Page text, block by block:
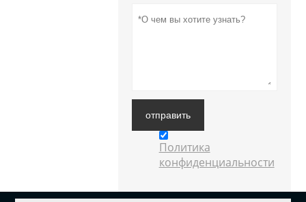
отправить
Политика
конфиденциальности